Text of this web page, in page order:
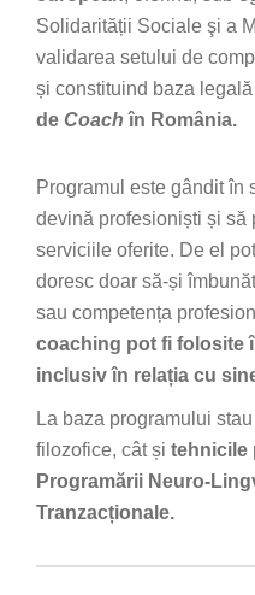
Solidarității Sociale şi a
validarea setului de
și constituind baza legală
de Coachîn România.
Programul este gândit în
devină profesioniști și să
serviciile oferite. De el
doresc doar să-și
sau competența
coaching pot fi folosite
inclusiv în relația cu
La baza programului
filozofice, cât și tehnicile
Programării Neuro-
Tranzacționale.